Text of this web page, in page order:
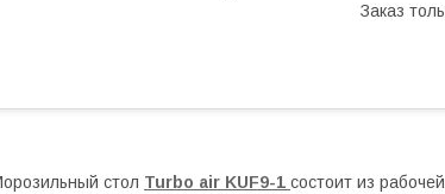
Заказ
стол Turbo air KUF9-1 состоит из